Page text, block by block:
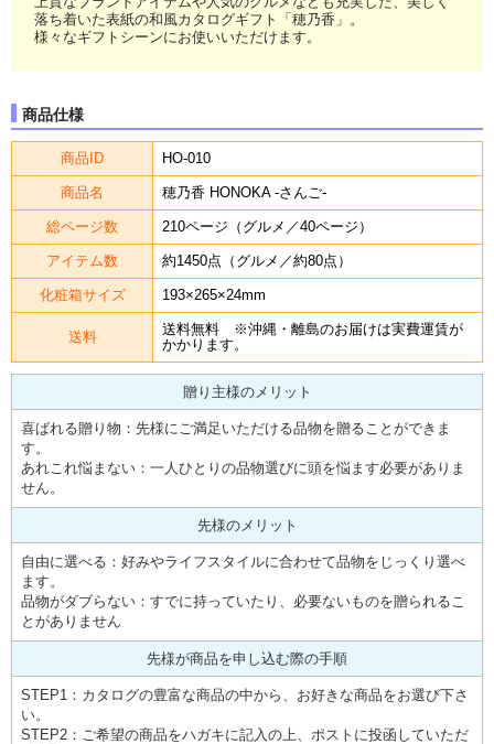
落ち着いた表紙の和風カタログギフト「穂乃香」。
様々なギフトシーンにお使いいただけます。
商品仕様
商品ID HO-010
商品名 穂乃香 HONOKA -さんご-
総ページ数 210ページ（グルメ／40ページ）
アイテム数 約1450点（グルメ／約80点）
化粧箱サイズ 193×265×24mm
送料
送料無料 ※沖縄・離島のお届けは実費運賃が
かかります。
贈り主様のメリット
喜ばれる贈り物：先様にご満足いただける品物を贈ることができま
す。
あれこれ悩まない：一人ひとりの品物選びに頭を悩ます必要がありま
せん。
先様のメリット
自由に選べる：好みやライフスタイルに合わせて品物をじっくり選べ
ます。
品物がダブらない：すでに持っていたり、必要ないものを贈られるこ
とがありません
先様が商品を申し込む際の手順
STEP1：カタログの豊富な商品の中から、お好きな商品をお選び下さ
い。
STEP2：ご希望の商品をハガキに記入の上、ポストに投函していただ